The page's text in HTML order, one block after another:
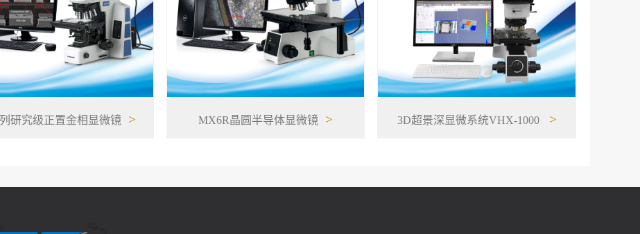
研究级正置金相显微镜 > MX6R晶圆半导体显微镜 > 3D超景深显微系统VHX-1000 >